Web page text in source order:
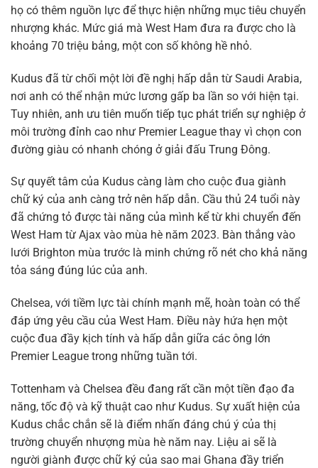
họ có thêm nguồn lực để thực hiện những mục tiêu chuyển
nhượng khác. Mức giá mà West Ham đưa ra được cho là
khoảng 70 triệu bảng, một con số không hề nhỏ.
Kudus đã từ chối một lời đề nghị hấp dẫn từ Saudi Arabia,
nơi anh có thể nhận mức lương gấp ba lần so với hiện tại.
Tuy nhiên, anh ưu tiên muốn tiếp tục phát triển sự nghiệp ở
môi trường đỉnh cao như Premier League thay vì chọn con
đường giàu có nhanh chóng ở giải đấu Trung Đông.
Sự quyết tâm của Kudus càng làm cho cuộc đua giành
chữ ký của anh càng trở nên hấp dẫn. Cầu thủ 24 tuổi này
đã chứng tỏ được tài năng của mình kể từ khi chuyển đến
West Ham từ Ajax vào mùa hè năm 2023. Bàn thắng vào
lưới Brighton mùa trước là minh chứng rõ nét cho khả năng
tỏa sáng đúng lúc của anh.
Chelsea, với tiềm lực tài chính mạnh mẽ, hoàn toàn có thể
đáp ứng yêu cầu của West Ham. Điều này hứa hẹn một
cuộc đua đầy kịch tính và hấp dẫn giữa các ông lớn
Premier League trong những tuần tới.
Tottenham và Chelsea đều đang rất cần một tiền đạo đa
năng, tốc độ và kỹ thuật cao như Kudus. Sự xuất hiện của
Kudus chắc chắn sẽ là điểm nhấn đáng chú ý của thị
trường chuyển nhượng mùa hè năm nay. Liệu ai sẽ là
người giành được chữ ký của sao mai Ghana đầy triển